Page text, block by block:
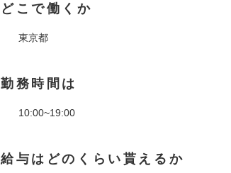
どこで働くか
東京都
勤務時間は
10:00~19:00
給与はどのくらい貰えるか